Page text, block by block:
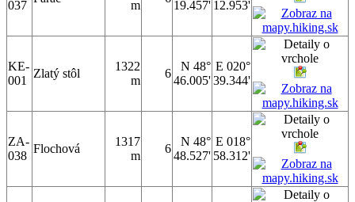
037
m
19.457' 12.953'
KE-
001
Zlatý stôl
1322
m
6
N 48°
46.005'
E 020°
39.344'
ZA-
038
Flochová
1317
m
6
N 48°
48.527'
E 018°
58.312'